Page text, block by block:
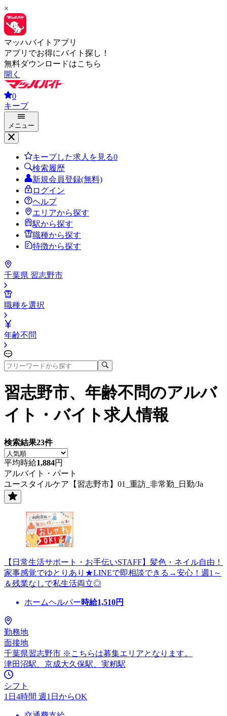
×
マッハバイトアプリ
アプリでお得にバイト探し！
無料ダウンロードはこちら
開く
0
キープ
メニュー
キープした求人を見る0
検索履歴
新規会員登録(無料)
ログイン
ヘルプ
エリアから探す
駅から探す
職種から探す
特徴から探す
千葉県 習志野市
職種を選択
年齢不問
習志野市、年齢不問のアルバ
イト・バイト求人情報
検索結果23件
平均時給1,884円
アルバイト・パート
ユースタイルケア【習志野市】01_重訪_非常勤_日勤/Ja
【日常生活サポート・お手伝いSTAFF】髪色・ネイル自由！
家事感覚でゆとりあり★LINEで即相談できる→安心！週1～
＆残業なしで私生活両立◎
ホームヘルパー時給1,510円
勤務地
面接地
千葉県習志野市 ※こちらは募集エリアとなります。
津田沼駅、京成大久保駅、実籾駅
シフト
1日4時間 週1日からOK